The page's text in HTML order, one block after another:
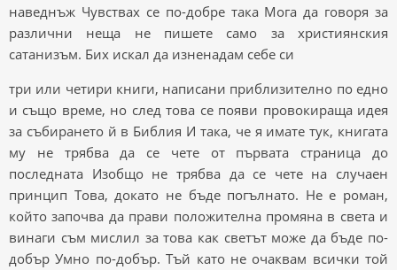
наведнъж Чувствах се по-добре така Мога да говоря за
различни неща не пишете само за християнския
сатанизъм. Бих искал да изненадам себе си
три или четири книги, написани приблизително по едно
и също време, но след това се появи провокираща идея
за събирането й в Библия И така, че я имате тук, книгата
му не трябва да се чете от първата страница до
последната Изобщо не трябва да се чете на случаен
принцип Това, докато не бъде погълнато. Не е роман,
който започва да прави положителна промяна в света и
винаги съм мислил за това как светът може да бъде по-
добър Умно по-добър. Тъй като не очаквам всички той